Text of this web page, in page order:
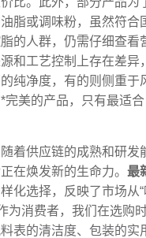
脂或调味粉，虽然符合
的人群，仍需仔细查看
和工艺控制上存在差异
纯净度，有的则侧重于
完美的产品，只有最适
着供应链的成熟和研发
在焕发新的生命力。 最
化选择，反映了市场从“
为消费者，我们在选购
表的清洁度、包装的实